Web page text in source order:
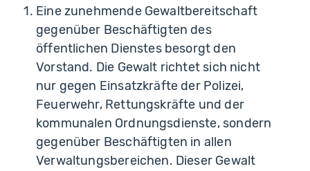
Eine zunehmende Gewaltbereitschaft
gegenüber Beschäftigten des
öffentlichen Dienstes besorgt den
Vorstand. Die Gewalt richtet sich nicht
nur gegen Einsatzkräfte der Polizei,
Feuerwehr, Rettungskräfte und der
kommunalen Ordnungsdienste, sondern
gegenüber Beschäftigten in allen
Verwaltungsbereichen. Dieser Gewalt